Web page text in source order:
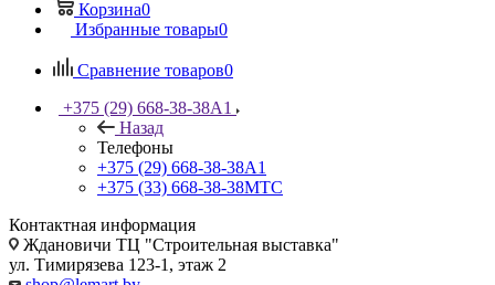
Корзина0
Избранные товары0
Сравнение товаров0
+375 (29) 668-38-38A1
Назад
Телефоны
+375 (29) 668-38-38A1
+375 (33) 668-38-38МТС
Контактная информация
Ждановичи ТЦ "Строительная выставка"
ул. Тимирязева 123-1, этаж 2